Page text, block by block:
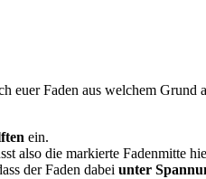
euer Faden aus welchem Grund
ein.
also die markierte Fadenmitte
der Faden dabei unter